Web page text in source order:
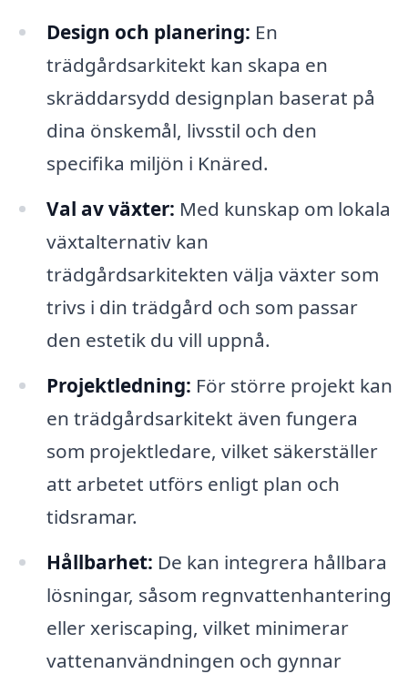
Design och planering: En
trädgårdsarkitekt kan skapa en
skräddarsydd designplan baserat på
dina önskemål, livsstil och den
specifika miljön i Knäred.
Val av växter: Med kunskap om lokala
växtalternativ kan
trädgårdsarkitekten välja växter som
trivs i din trädgård och som passar
den estetik du vill uppnå.
Projektledning: För större projekt kan
en trädgårdsarkitekt även fungera
som projektledare, vilket säkerställer
att arbetet utförs enligt plan och
tidsramar.
Hållbarhet: De kan integrera hållbara
lösningar, såsom regnvattenhantering
eller xeriscaping, vilket minimerar
vattenanvändningen och gynnar